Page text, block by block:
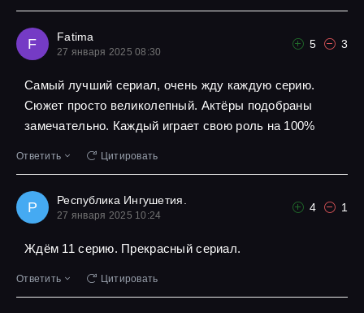
F Fatima
27 января 2025 08:30
5 3
Самый лучший сериал, очень жду каждую серию.
Сюжет просто великолепный. Актёры подобраны
замечательно. Каждый играет свою роль на 100%
Ответить Цитировать
Р Республика Ингушетия.
27 января 2025 10:24
4 1
Ждём 11 серию. Прекрасный сериал.
Ответить Цитировать